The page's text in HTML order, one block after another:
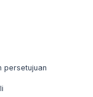
persetujuan